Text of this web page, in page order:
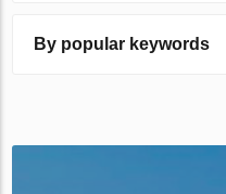
By popular keywords